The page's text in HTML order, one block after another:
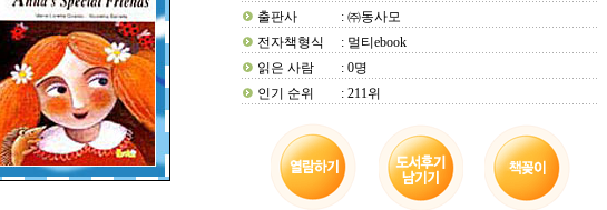
출판사
: ㈜동사모
전자책형식
: 멀티ebook
읽은 사람
: 0명
인기 순위
: 211위